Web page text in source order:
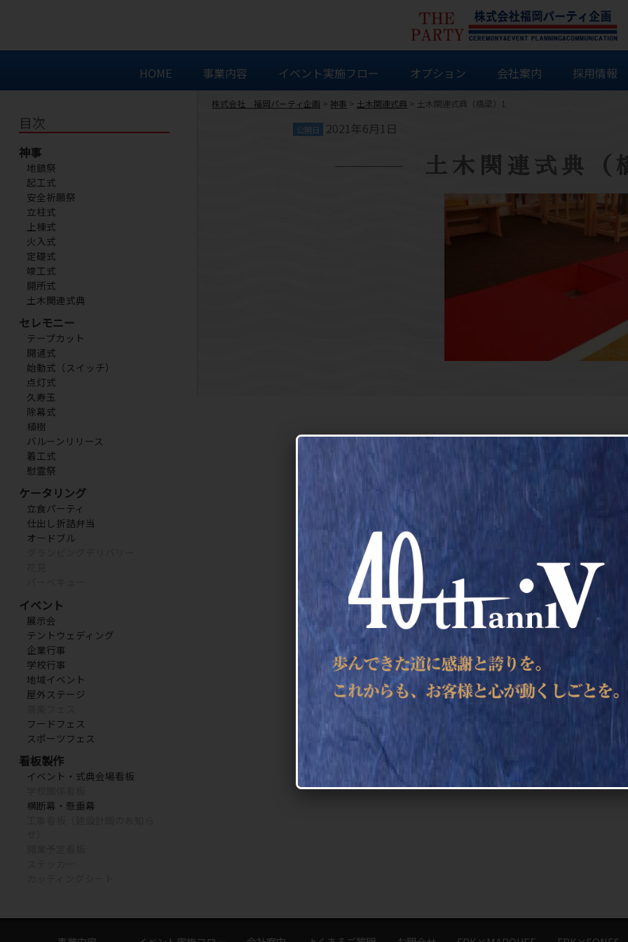
HOME 事業内容 イベント実施フロー オプション 会社案内 採用情報
目次
神事
地鎮祭
起工式
安全祈願祭
立柱式
上棟式
火入式
定礎式
竣工式
開所式
土木関連式典
セレモニー
テープカット
開通式
始動式（スイッチ）
点灯式
久寿玉
除幕式
植樹
バルーンリリース
着工式
慰霊祭
ケータリング
立食パーティ
仕出し折詰弁当
オードブル
イベント
展示会
テントウェディング
企業行事
学校行事
地域イベント
屋外ステージ
フードフェス
スポーツフェス
看板製作
イベント・式典会場看板
横断幕・懸垂幕
株式会社 福岡パーティ企画 >神事 > 土木関連式典 > 土木関連式典（橋梁）1
公開日 2021年6月1日
土木関連式典（